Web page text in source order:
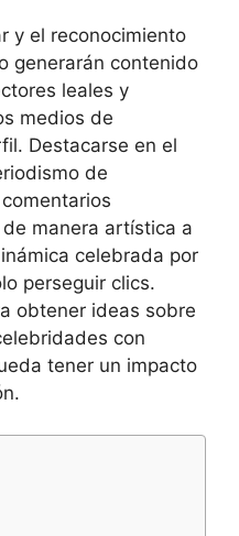
y el reconocimiento
generarán contenido
leales y
medios de
Destacarse en el
de
manera artística a
celebrada por
perseguir clics.
obtener ideas sobre
con
tener un impacto